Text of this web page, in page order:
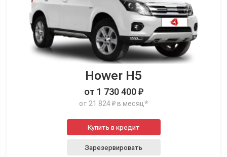
Hower H5
от 1 730 400 ₽
от 21 824 ₽ в месяц*
Купить в кредит
Зарезервировать